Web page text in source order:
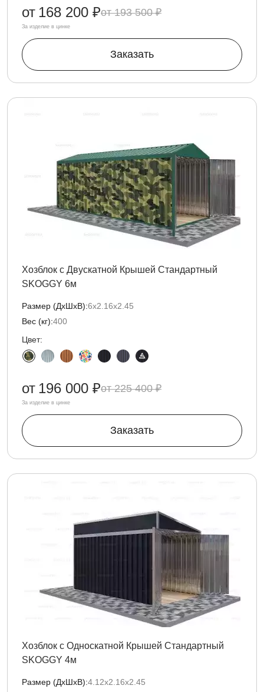
193 500 ₽
от 168 200 ₽
За изделие в цинке
Заказать
Хозблок с Двускатной Крышей Стандартный
SKOGGY 6м
Размер (ДxШxВ):6х2.16х2.45
Вес (кг):400
Цвет:
225 400 ₽
от 196 000 ₽
За изделие в цинке
Заказать
Хозблок с Односкатной Крышей Стандартный
SKOGGY 4м
Размер (ДxШxВ):4.12х2.16х2.45